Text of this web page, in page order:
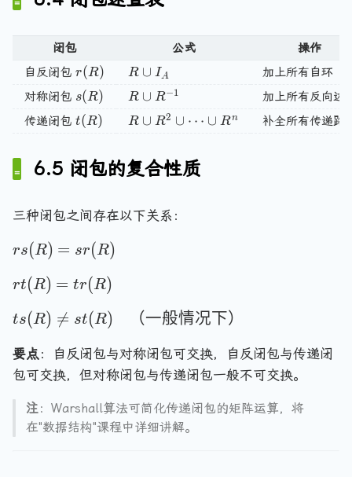
e
\
c
u
\
d
ts
R
c
d
ts
c
p
R
^
n
,
\
}
n
1
,
2
\
a
n
le
n
g
le
2
,
3
\
a
gl
e
1,
3
a
gl
\
m
t
y
t
\
u
p
^
=
\l
n
gl
e
1,
2
\
r
a
n
gl
e,
闭包 公式
操作
自反闭包 r(R)
r(R) R \cup I_A
R ∪ IA
加上所有自环
对称闭包 s(R)
s(R) R \cup R^{-1}
R ∪ R−1
加上所有反向边
传递闭包 t(R)
t(R) R \cup R^2 \cup \cdots \cup R^n
R ∪ R2 ∪ ⋯ ∪ Rn 补全所有传递路
6.5 闭包的复合性质
三种闭包之间存在以下关系：
rs
R
=
sr
(
R
)
rs(R) = sr(R)
rt
R
=
tr
(
)
rt(R) = tr(R)
ts
R
)
ne
ts(R) 
= st(R) （一般情况下）
要点 ：自反闭包与对称闭包可交换，自反闭包与传递闭
包可交换，但对称闭包与传递闭包一般不可交换。
注：Warshall算法可简化传递闭包的矩阵运算，将
在"数据结构"课程中详细讲解。